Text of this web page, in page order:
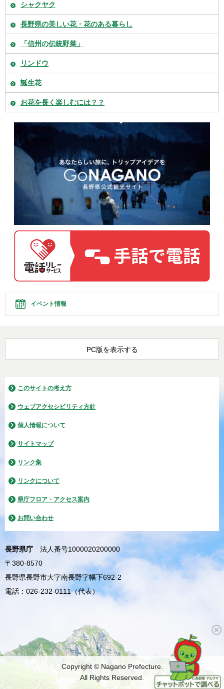
シャクヤク
長野県の美しい花・花のある暮らし
「信州の伝統野菜」
リンドウ
誕生花
お花を長く楽しむには？？
イベント情報
PC版を表示する
このサイトの考え方
ウェブアクセシビリティ方針
個人情報について
サイトマップ
リンク集
リンクについて
県庁フロア・アクセス案内
お問い合わせ
長野県庁
法人番号1000020200000
〒380-8570
長野県長野市大字南長野字幅下692-2
電話：026-232-0111（代表）
Copyright © Nagano Prefecture.
All Rights Reserved.